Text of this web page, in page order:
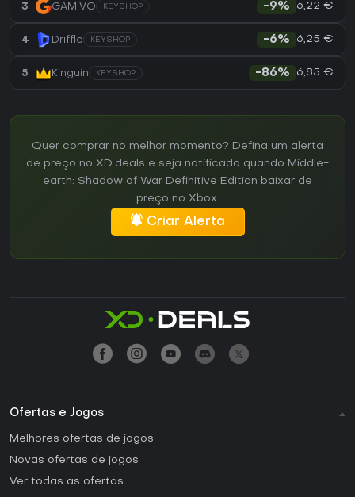
3 GAMIVO KEYSHOP -9% 6,22 €
4 Driffle KEYSHOP -6% 6,25 €
5 Kinguin KEYSHOP -86% 6,85 €
Quer comprar no melhor momento? Defina um alerta
de preço no XD.deals e seja notificado quando Middle-
earth: Shadow of War Definitive Edition baixar de
preço no Xbox.
Criar Alerta
Ofertas e Jogos
Melhores ofertas de jogos
Novas ofertas de jogos
Ver todas as ofertas